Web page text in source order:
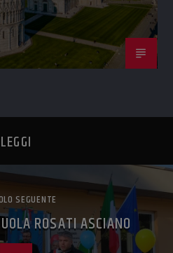
LEGGI
SEGUENTE
ROSATI ASCIANO